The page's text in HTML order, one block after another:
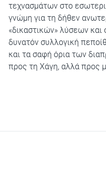
τεχνασμάτων στο
γνώμη για τη δήθεν
«δικαστικών» λύσεων και
δυνατόν συλλογική
και τα σαφή όρια των
προς τη Χάγη, αλλά προς